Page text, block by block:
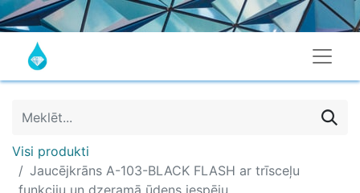
Visi produkti
Jaucējkrāns A-103-BLACK FLASH ar trīsceļu
funkciju un dzeramā ūdens iespēju